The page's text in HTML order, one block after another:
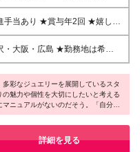
接客好きな方、ジ
方…。 志望動機はなんでもOK♪
ご希望を考慮の上決定します
上（2025年実績）
手当あり ★賞与年2回 ★嬉しい
【東京・千葉・軽井沢・大
万円＋賞与2回＋各種手当
給します。(支給要件あり) ※上
よびキャリア等考慮の上、当社
ます。 ※上記には、一律支給の
間3ヵ月。その間の販売促進手
に変更はありません。 ※販売促
・大阪・広島 ★勤務地は希望
！転居を伴う転勤はありません
条件あり） ★本社所在地：神
屋SC店 新宿高島屋店 新宿伊
道ヒルズ店 東京大丸店 渋谷ス
ン
阪 梅
多彩なジュエリーを展開しているスタ
魅力や個性を大切にしたいと考える
マニュアルがないのだそう。「自分ら
が嬉しい！」というコメントを、現
らも頂いています。歴史あるブラン
、自分だけの魅力も伸ばしていけ
感じました！
詳細を見る